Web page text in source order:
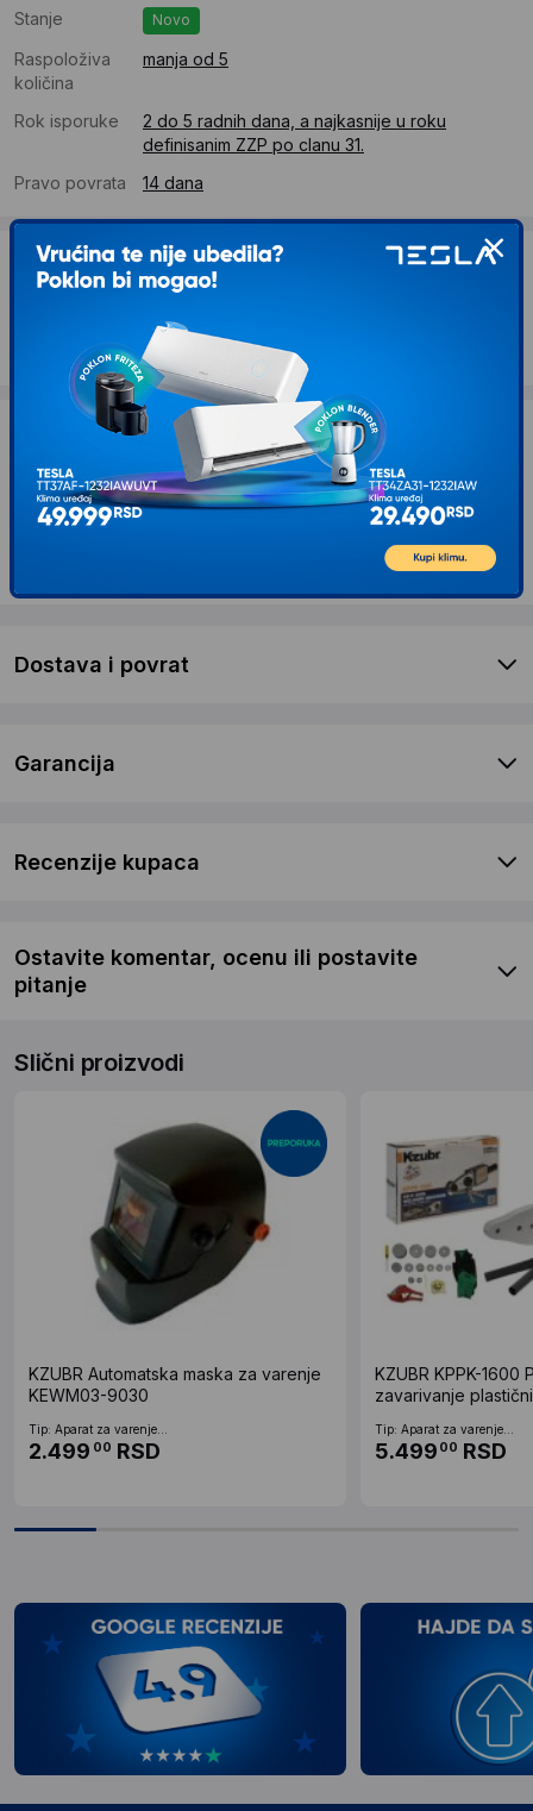
Stanje Novo
Raspoloživa
količina
manja od 5
Rok isporuke
2 do 5 radnih dana, a najkasnije u roku
definisanim ZZP po clanu 31.
Pravo povrata
14 dana
Dostava
Standardna dostava se očekuje u roku od 2 do 5 radnih
Troskovi dostave 490 RSD
Želite li ponudu za firmu?
Kontaktirajte nas
Opis proizvoda KZUBR Aparat za zavarivanje
Dostava i povrat
Garancija
Recenzije kupaca
Ostavite komentar, ocenu ili postavite
pitanje
Slični proizvodi
KZUBR Automatska maska za varenje
KEWM03-9030
Tip: Aparat za varenje...
2.499 00 RSD
KZUBR KPPK-1600
zavarivanje
Tip: Aparat za varenje...
5.499 00 RSD